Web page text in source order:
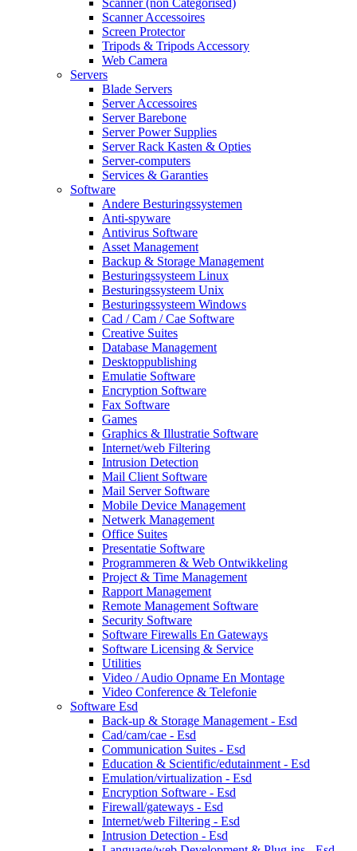
Scanner Accessoires
Screen Protector
Tripods & Tripods Accessory
Web Camera
Servers
Blade Servers
Server Accessoires
Server Barebone
Server Power Supplies
Server Rack Kasten & Opties
Server-computers
Services & Garanties
Software
Andere Besturingssystemen
Anti-spyware
Antivirus Software
Asset Management
Backup & Storage Management
Besturingssysteem Linux
Besturingssysteem Unix
Besturingssysteem Windows
Cad / Cam / Cae Software
Creative Suites
Database Management
Desktoppublishing
Emulatie Software
Encryption Software
Fax Software
Games
Graphics & Illustratie Software
Internet/web Filtering
Intrusion Detection
Mail Client Software
Mail Server Software
Mobile Device Management
Netwerk Management
Office Suites
Presentatie Software
Programmeren & Web Ontwikkeling
Project & Time Management
Rapport Management
Remote Management Software
Security Software
Software Firewalls En Gateways
Software Licensing & Service
Utilities
Video / Audio Opname En Montage
Video Conference & Telefonie
Software Esd
Back-up & Storage Management - Esd
Cad/cam/cae - Esd
Communication Suites - Esd
Education & Scientific/edutainment - Esd
Emulation/virtualization - Esd
Encryption Software - Esd
Firewall/gateways - Esd
Internet/web Filtering - Esd
Intrusion Detection - Esd